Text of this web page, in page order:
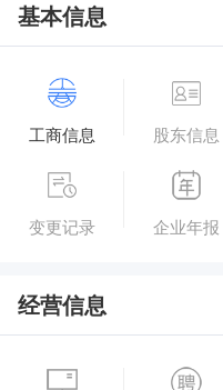
基本信息
工商信息 股东信息
变更记录 企业年报
经营信息